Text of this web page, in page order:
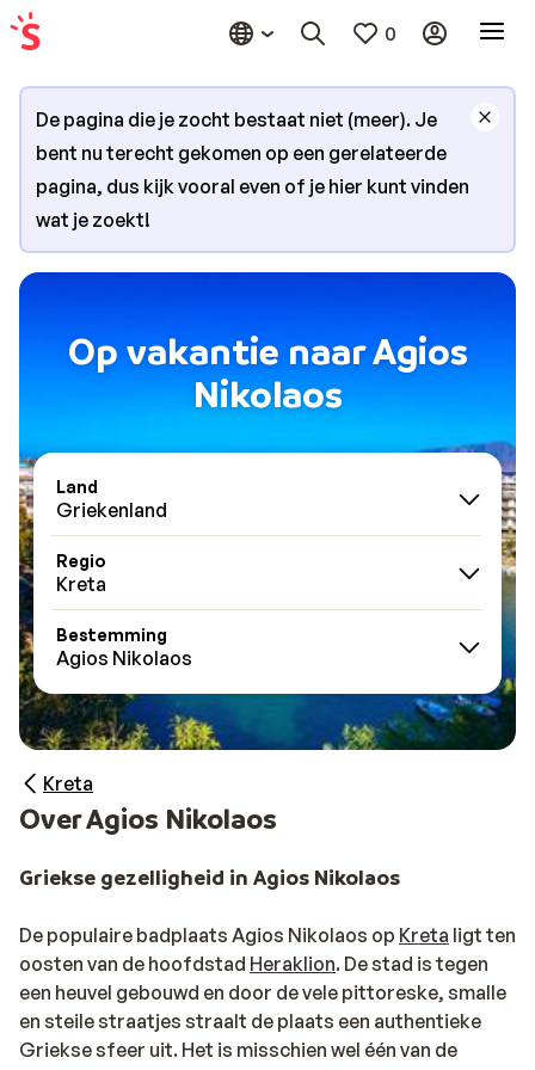
0
De pagina die je zocht bestaat niet (meer). Je
bent nu terecht gekomen op een gerelateerde
pagina, dus kijk vooral even of je hier kunt vinden
wat je zoekt!
Op vakantie naar Agios
Nikolaos
Land
Griekenland
Regio
Kreta
Bestemming
Agios Nikolaos
Kreta
Over Agios Nikolaos
Griekse gezelligheid in Agios Nikolaos
De populaire badplaats Agios Nikolaos op Kreta ligt ten
oosten van de hoofdstad Heraklion. De stad is tegen
een heuvel gebouwd en door de vele pittoreske, smalle
en steile straatjes straalt de plaats een authentieke
Griekse sfeer uit. Het is misschien wel één van de